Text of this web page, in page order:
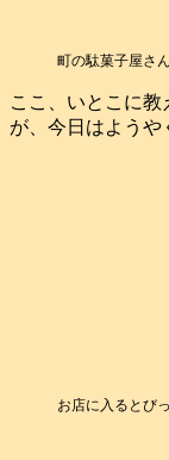
町の駄菓子屋さ
ここ、いとこに
が、今日はようや
お店に入るとび